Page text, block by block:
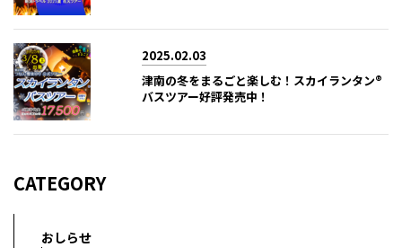
2025.02.03
津南の冬をまるごと楽しむ！スカイランタン®
バスツアー好評発売中！
CATEGORY
おしらせ